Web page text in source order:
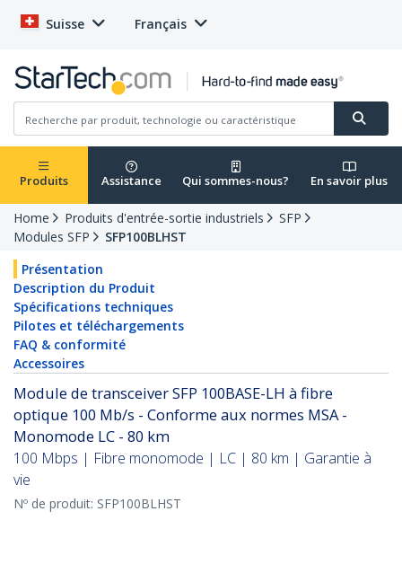
Suisse Français
Produits Assistance Qui sommes-nous? En savoir plus
Home Produits d'entrée-sortie industriels
SFP
Modules SFP
SFP100BLHST
Présentation
Description du Produit
Spécifications techniques
Pilotes et téléchargements
FAQ & conformité
Accessoires
Module de transceiver SFP 100BASE-LH à fibre
optique 100 Mb/s - Conforme aux normes MSA -
Monomode LC - 80 km
100 Mbps | Fibre monomode | LC | 80 km | Garantie à
vie
Nº de produit: SFP100BLHST